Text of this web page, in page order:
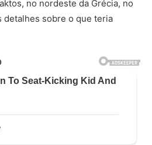
no nordeste da Grécia, no
detalhes sobre o que teria